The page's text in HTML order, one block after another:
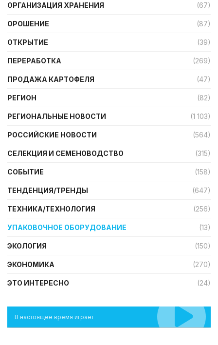
ОРГАНИЗАЦИЯ ХРАНЕНИЯ (67)
ОРОШЕНИЕ (87)
ОТКРЫТИЕ (39)
ПЕРЕРАБОТКА (269)
ПРОДАЖА КАРТОФЕЛЯ (47)
РЕГИОН (82)
РЕГИОНАЛЬНЫЕ НОВОСТИ (1 103)
РОССИЙСКИЕ НОВОСТИ (564)
СЕЛЕКЦИЯ И СЕМЕНОВОДСТВО (315)
СОБЫТИЕ (158)
ТЕНДЕНЦИЯ/ТРЕНДЫ (647)
ТЕХНИКА/ТЕХНОЛОГИЯ (256)
УПАКОВОЧНОЕ ОБОРУДОВАНИЕ (13)
ЭКОЛОГИЯ (150)
ЭКОНОМИКА (270)
ЭТО ИНТЕРЕСНО (24)
В настоящее время играет